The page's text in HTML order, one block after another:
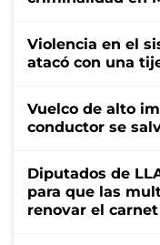
Violencia en el
atacó con una
Vuelco de alto
conductor se
Diputados de
para que las
renovar el